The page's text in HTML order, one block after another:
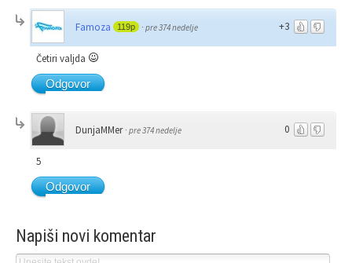
+3
Famoza 119p · pre 374 nedelje
Četiri valjda
Odgovor
0
DunjaMMer · pre 374 nedelje
5
Odgovor
Napiši novi komentar